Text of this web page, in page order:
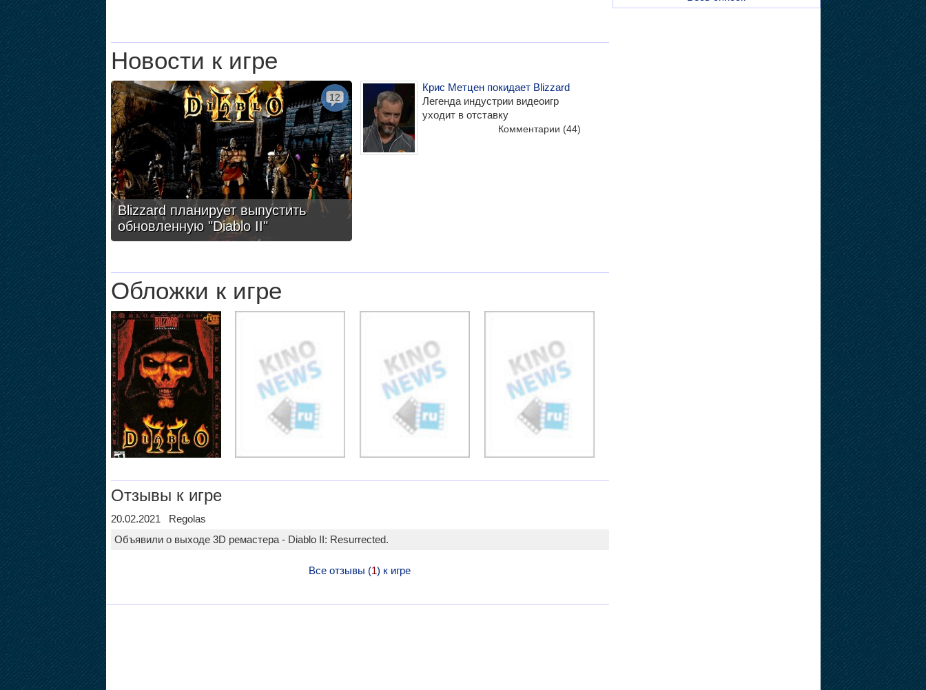
Новости к игре
Blizzard планирует выпустить
обновленную "Diablo II"
12
Крис Метцен покидает Blizzard
Легенда индустрии видеоигр
уходит в отставку
Комментарии (44)
Обложки к игре
Отзывы к игре
20.02.2021 Regolas
Объявили о выходе 3D ремастера - Diablo II: Resurrected.
Все отзывы (1) к игре